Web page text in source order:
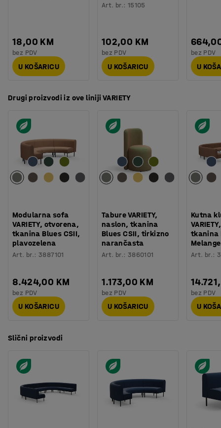
18,00 KM
bez PDV
U KOŠARICU
Art. br.: 15105
102,00 KM
bez PDV
U KOŠARICU
bez PDV
U
Drugi proizvodi iz ove liniji VARIETY
Modularna sofa
VARIETY, otvorena,
tkanina Blues CSII,
plavozelena
Art. br.:3887101
8.424,00 KM
bez PDV
U KOŠARICU
Tabure VARIETY,
naslon, tkanina
Blues CSII, tirkizno
narančasta
Art. br.: 3860101
1.173,00 KM
bez PDV
U KOŠARICU
Kutna
tkanina
Art. br.:
bez PDV
U
Slični proizvodi